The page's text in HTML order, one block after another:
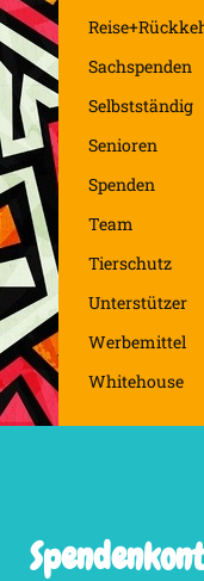
Sachspenden
Selbstständig
Senioren
Spenden
Team
Tierschutz
Unterstützer
Werbemittel
Whitehouse